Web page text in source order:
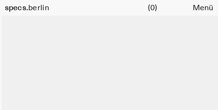
specs.berlin
Warenkorb (0) Menü
Größe
51